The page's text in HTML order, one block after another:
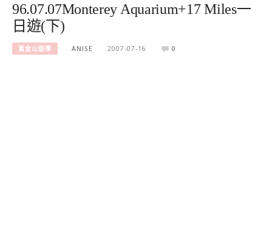
96.07.07Monterey Aquarium+17 Miles一
日遊(下)
舊金山遊學 ANISE 2007-07-16 0